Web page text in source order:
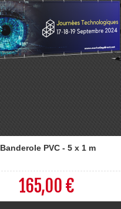
Banderole PVC - 5 x 1 m
165,00 €